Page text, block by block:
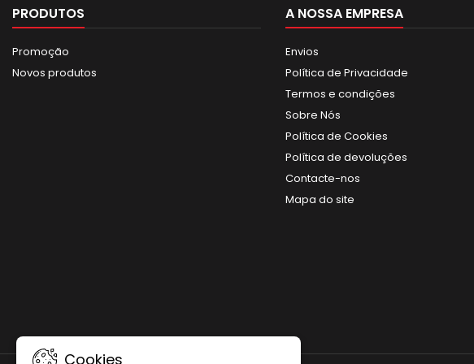
PRODUTOS
Promoção
Novos produtos
A NOSSA EMPRESA
Envios
Política de Privacidade
Termos e condições
Sobre Nós
Política de Cookies
Política de devoluções
Contacte-nos
Mapa do site
Cookies